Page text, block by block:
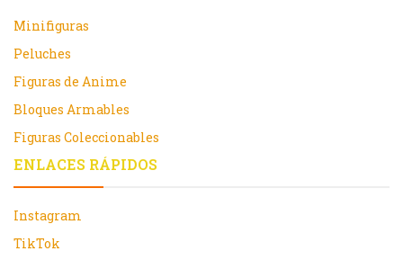
Minifiguras
Peluches
Figuras de Anime
Bloques Armables
Figuras Coleccionables
ENLACES RÁPIDOS
Instagram
TikTok